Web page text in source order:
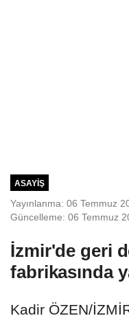
ASAYIŞ
Yayınlanma: 06 Temmuz
Güncelleme: 06 Temmuz
İzmir'de geri
fabrikasında
Kadir ÖZEN/